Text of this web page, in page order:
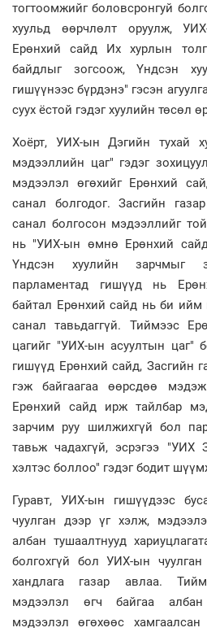
тогтоомжийг боловсронгуй
хуульд өөрчлөлт оруулж,
Ерөнхий сайд Их хурлын
байдлыг зогсоож, Үндсэн
гишүүнээс бүрдэнэ" гэсэн
суух ёстой гэдэг хуулийн төсөл
Хоёрт, УИХ-ын Дэгийн тухай
мэдээллийн цаг" гэдэг
мэдээлэл өгөхийг Ерөнхий
санал болгодог. Засгийн
санал болгосон мэдээллийг
нь "УИХ-ын өмнө Ерөнхий
Үндсэн хуулийн зарчмыг
парламентад гишүүд нь
байтал Ерөнхий сайд нь би
санал тавьдаггүй. Тиймээс
цагийг "УИХ-ын асуултын цаг"
гишүүд Ерөнхий сайд, Засгийн
гэж байгаагаа өөрсдөө
Ерөнхий сайд ирж тайлбар
зарчим руу шилжихгүй бол
тавьж чадахгүй, эсрэгээ "УИХ
хэлтэс боллоо" гэдэг бодит
Гуравт, УИХ-ын гишүүдээс
чуулган дээр үг хэлж,
албан тушаалтнууд
болгохгүй бол УИХ-ын
хандлага газар авлаа.
мэдээлэл өгч байгаа албан
мэдээлэл өгөхөөс хамгаалсан